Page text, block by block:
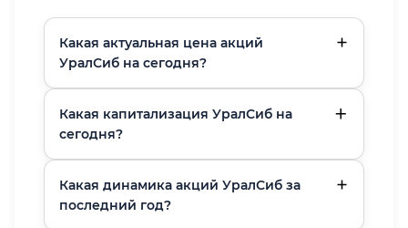
Какая актуальная цена акций
УралСиб на сегодня?
Какая капитализация УралСиб на
сегодня?
Какая динамика акций УралСиб за
последний год?